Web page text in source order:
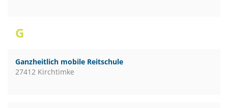
G
Ganzheitlich mobile Reitschule
27412 Kirchtimke